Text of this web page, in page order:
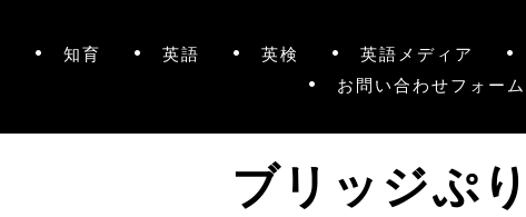
知育 英語 英検 英語メディア
お問い合わせフォーム
ブリッジぷ